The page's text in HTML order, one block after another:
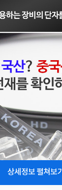
상세정보 펼쳐보기